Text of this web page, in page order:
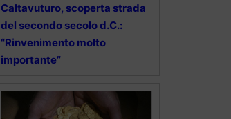
Caltavuturo, scoperta strada
del secondo secolo d.C.:
“Rinvenimento molto
importante”